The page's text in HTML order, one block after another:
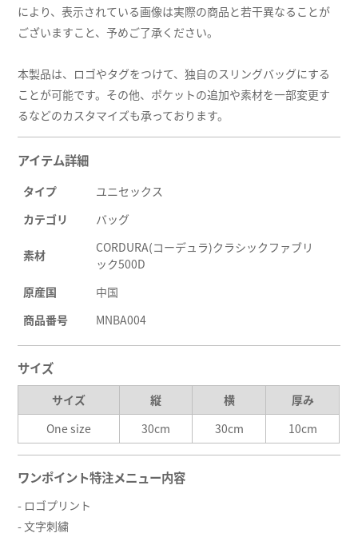
により、表示されている画像は実際の商品と若干異なることが
ございますこと、予めご了承ください。
本製品は、ロゴやタグをつけて、独自のスリングバッグにする
ことが可能です。その他、ポケットの追加や素材を一部変更す
るなどのカスタマイズも承っております。
アイテム詳細
タイプ
ユニセックス
カテゴリ
バッグ
素材
CORDURA(コーデュラ)クラシックファブリ
ック500D
原産国
中国
商品番号
MNBA004
サイズ
サイズ 縦 横
厚み
One size
30cm 30cm 10cm
ワンポイント特注メニュー内容
- ロゴプリント
- 文字刺繍